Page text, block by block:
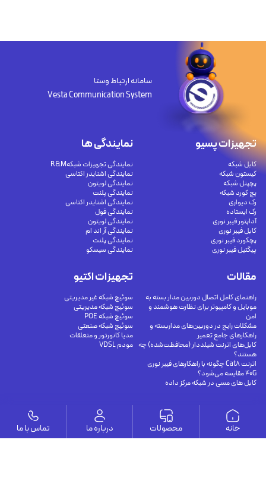
سامانه ارتباط وستا
Vesta Communication System
وستا
ارتباط با ما
درباره ما
تجهیزات پسیو
کابل شبکه
کیستون شبکه
پچپنل شبکه
پچ کورد شبکه
رک دیواری
رک ایستاده
آداپتور فیبر نوری
کابل فیبر نوری
پچکورد فیبر نوری
پیگتیل فیبر نوری
تجهیزات اکتیو
سوئیچ شبکه غیر مدیریتی
سوئیچ شبکه مدیریتی
سوئیچ شبکه POE
سوئیچ شبکه صنعتی
مدیا کانورتور و متعلقات
مودم VDSL
نمایندگی ها
نمایندگی تجهیزات شبکهR&M
نمایندگی اشنایدر اکتاسی
نمایندگی لویتون
نمایندگی پلنت
نمایندگی اشنایدر اکتاسی
نمایندگی فول
نمایندگی لویتون
نمایندگی آر اند ام
نمایندگی پلنت
نمایندگی سیسکو
مقالات
راهنمای کامل اتصال دوربین مدار بسته به
موبایل و کامپیوتر برای نظارت هوشمند و
امن
مشکلات رایج در دوربین‌های مداربسته و
راهکارهای جامع تعمیر
کابل‌های اترنت شیلددار (محافظت‌شده) چه
هستند؟
اترنت Cat8 چگونه با راهکارهای فیبر نوری
40G مقایسه می‌شود؟
کابل های مسی در شبکه مرکز داده
خانه محصولات درباره ما تماس با ما